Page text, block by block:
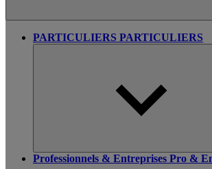
PARTICULIERS PARTICULIERS
Professionnels & Entreprises Pro &